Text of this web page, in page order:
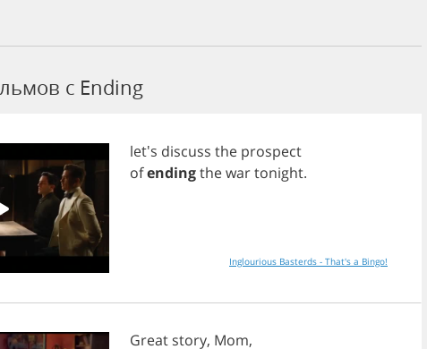
c Ending
let's discuss the prospect
ofendingthewartonight.
Inglourious Basterds - That's a Bingo!
Great story, Mom,